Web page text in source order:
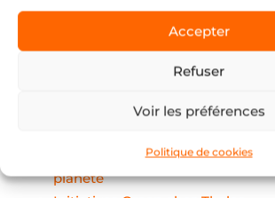
Accepter
Refuser
Voir les préférences
Politique de cookies
Apiletter Juin 2022
Et si nous parlions Lean &
Lean Planète Centric
L’impact des méthodes Lean sur
planète